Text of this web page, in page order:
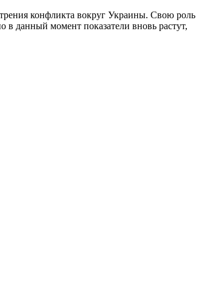
конфликта вокруг Украины. Свою роль
в данный момент показатели вновь растут,